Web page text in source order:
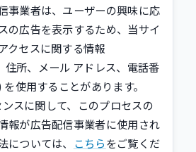
事業者は、ユーザーの興味に応
の広告を表示するため、当サイ
クセスに関する情報
住所、メール アドレス、電話番
使用することがあります。
スに関して、このプロセスの
報が広告配信事業者に使用され
については、 こちらをご覧くだ